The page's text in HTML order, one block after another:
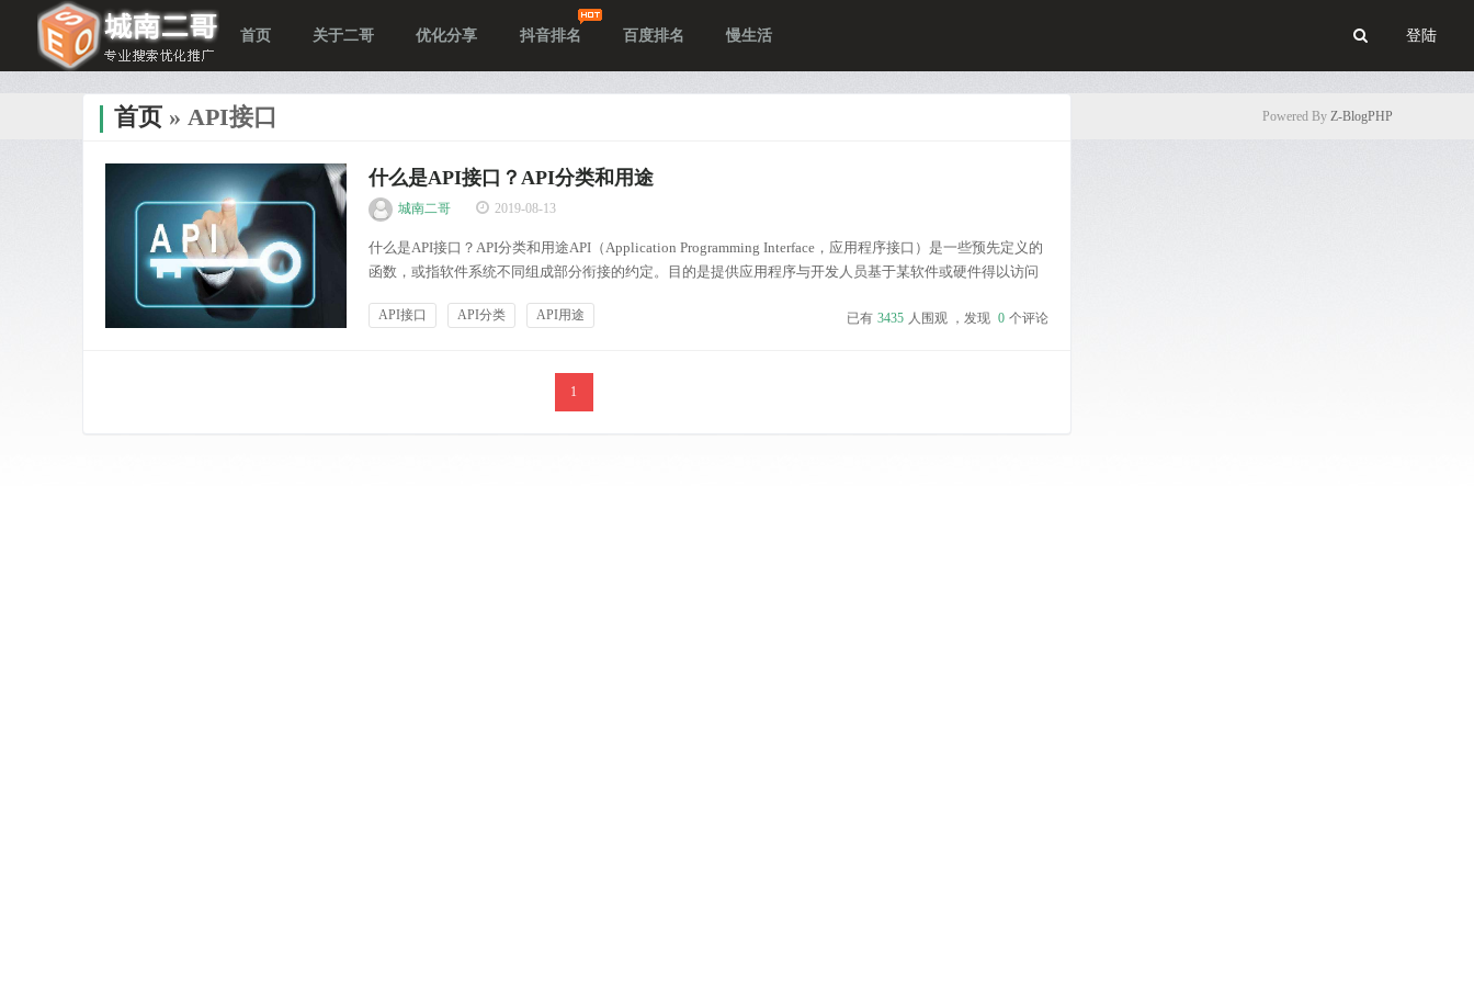
首页 关于二哥 优化分享 抖音排名 百度排名 慢生活 登陆
首页» API接口
什么是API接口？API分类和用途
城南二哥 2019-08-13
什么是API接口？API分类和用途API（Application Programming Interface，应用程序接口）是一些预先定义的
函数，或指软件系统不同组成部分衔接的约定。目的是提供应用程序与开发人员基于某软件或硬件得以访问
Application P...
API接口 API分类 API用途 已有 3435 人围观 ，发现 0 个评论
1
Powered By Z-BlogPHP